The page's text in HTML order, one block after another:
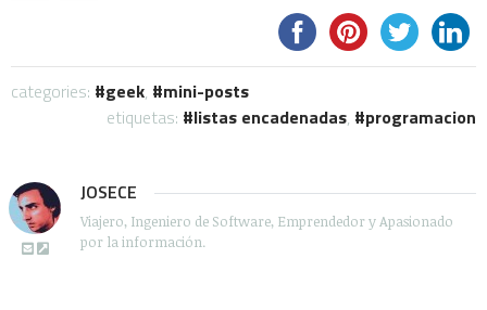
categories: geek,
mini-posts
etiquetas:
listas encadenadas, programacion
JOSECE
Viajero, Ingeniero de Software, Emprendedor y Apasionado
por la información.